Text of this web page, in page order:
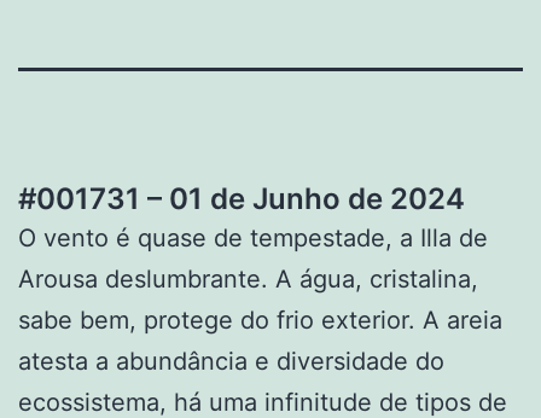
#001731 – 01 de Junho de 2024
O vento é quase de tempestade, a Illa de
Arousa deslumbrante. A água, cristalina,
sabe bem, protege do frio exterior. A areia
atesta a abundância e diversidade do
ecossistema, há uma infinitude de tipos de